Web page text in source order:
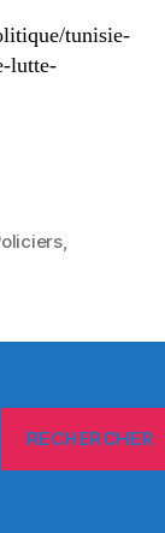
tunisie-
lutte-
,
RECHERCHER